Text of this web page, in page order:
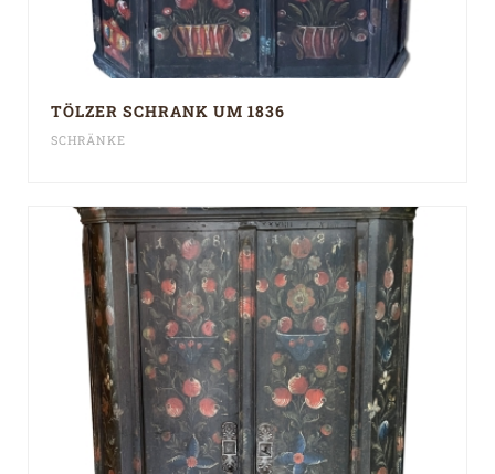
TÖLZER SCHRANK UM 1836
SCHRÄNKE